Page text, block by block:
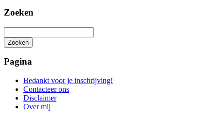
Zoeken
Zoeken
zoeken
Pagina
Bedankt voor je inschrijving!
Contacteer ons
Disclaimer
Over mij